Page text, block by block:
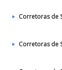
Corretoras de
Corretoras de